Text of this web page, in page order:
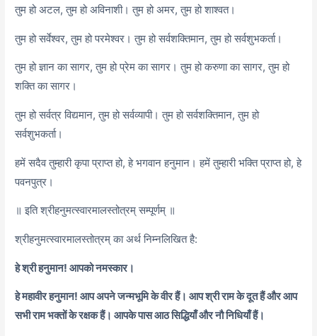
तुम हो अटल, तुम हो अविनाशी। तुम हो अमर, तुम हो शाश्वत।
तुम हो सर्वेश्वर, तुम हो परमेश्वर। तुम हो सर्वशक्तिमान, तुम हो सर्वशुभकर्ता।
तुम हो ज्ञान का सागर, तुम हो प्रेम का सागर। तुम हो करुणा का सागर, तुम हो
शक्ति का सागर।
तुम हो सर्वत्र विद्यमान, तुम हो सर्वव्यापी। तुम हो सर्वशक्तिमान, तुम हो
सर्वशुभकर्ता।
हमें सदैव तुम्हारी कृपा प्राप्त हो, हे भगवान हनुमान। हमें तुम्हारी भक्ति प्राप्त हो, हे
पवनपुत्र।
॥ इति श्रीहनुमत्स्वारमालस्तोत्रम् सम्पूर्णम् ॥
श्रीहनुमत्स्वारमालस्तोत्रम् का अर्थ निम्नलिखित है:
हे श्री हनुमान! आपको नमस्कार।
हे महावीर हनुमान! आप अपने जन्मभूमि के वीर हैं। आप श्री राम के दूत हैं और आप
सभी राम भक्तों के रक्षक हैं। आपके पास आठ सिद्धियाँ और नौ निधियाँ हैं।